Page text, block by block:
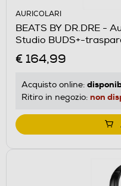
AURICOLARI
BEATS BY DR.DRE -
Studio BUDS+-
€ 164,99
Acquisto online:
Ritiro in negozio: non